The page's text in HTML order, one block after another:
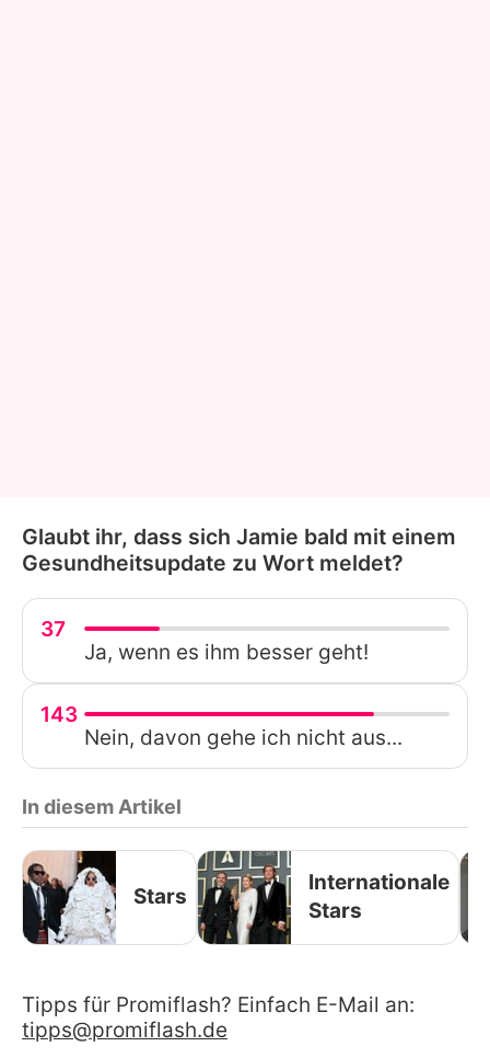
Glaubt ihr, dass sich Jamie bald mit einem
Gesundheitsupdate zu Wort meldet?
37
Ja, wenn es ihm besser geht!
143
Nein, davon gehe ich nicht aus...
In diesem Artikel
Stars
Internationale
Stars
Tipps für Promiflash? Einfach E-Mail an:
tipps@promiflash.de